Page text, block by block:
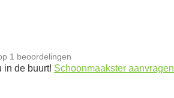
1 beoordelingen
in de buurt! Schoonmaakster aanvragen